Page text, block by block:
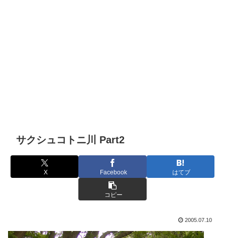
サクシュコトニ川 Part2
X Facebook はてブ
コピー
2005.07.10